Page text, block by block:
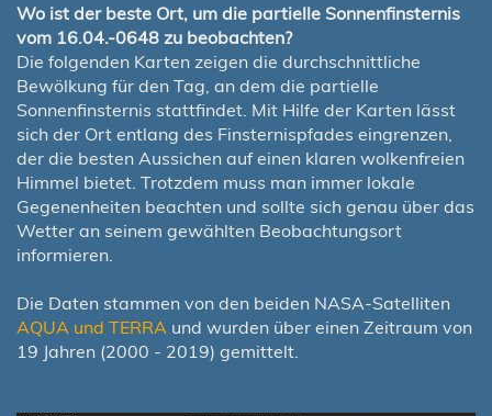
Wo ist der beste Ort, um die partielle Sonnenfinsternis
vom 16.04.-0648 zu beobachten?
Die folgenden Karten zeigen die durchschnittliche
Bewölkung für den Tag, an dem die partielle
Sonnenfinsternis stattfindet. Mit Hilfe der Karten lässt
sich der Ort entlang des Finsternispfades eingrenzen,
der die besten Aussichen auf einen klaren wolkenfreien
Himmel bietet. Trotzdem muss man immer lokale
Gegenenheiten beachten und sollte sich genau über das
Wetter an seinem gewählten Beobachtungsort
informieren.
Die Daten stammen von den beiden NASA-Satelliten
AQUA und TERRA und wurden über einen Zeitraum von
19 Jahren (2000 - 2019) gemittelt.